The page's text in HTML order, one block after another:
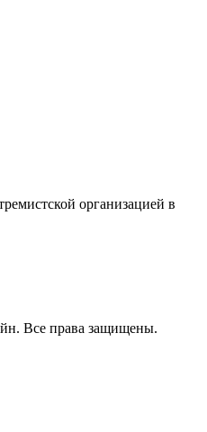
организацией в
Все права защищены.